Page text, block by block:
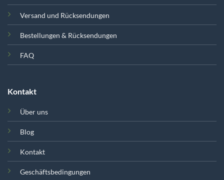
Versand und Rücksendungen
Bestellungen & Rücksendungen
FAQ
Kontakt
Über uns
Blog
Kontakt
Geschäftsbedingungen